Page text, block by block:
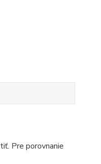
Pre porovnanie